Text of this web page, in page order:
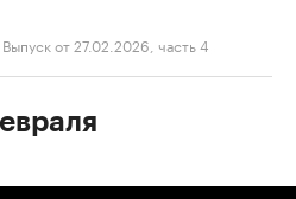
от 27.02.2026, часть 4